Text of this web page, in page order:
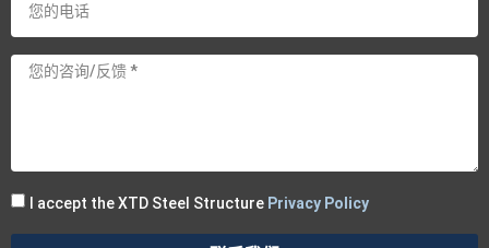
I accept the XTD Steel Structure Privacy Policy